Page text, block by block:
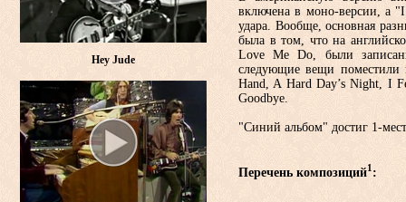
включена в моно-версии, а
удара. Вообще, основная
была в том, что на
Love Me Do, были
следующие вещи
Hand, A Hard Day’s Night, I
Goodbye.
"Синий альбом" достиг 1-
Перечень композиций1 :
Hey Jude